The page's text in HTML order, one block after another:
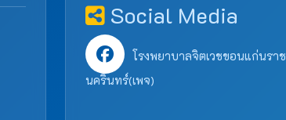
Social Media
โรงพยาบาลจิตเวชขอนแก่นราช
นครินทร์(เพจ)